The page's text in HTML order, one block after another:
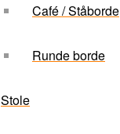
Café / Ståborde
Runde borde
Stole